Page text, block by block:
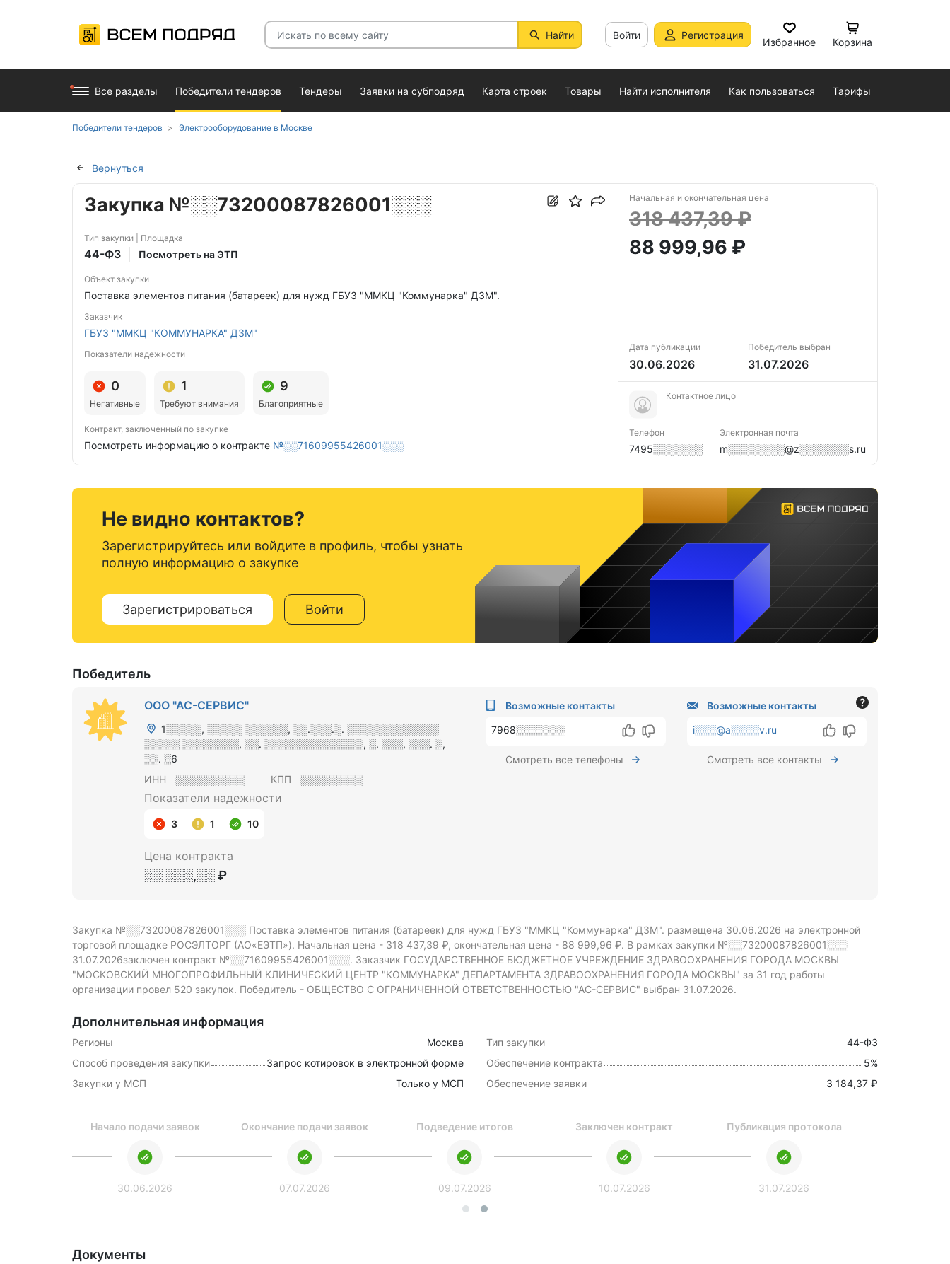
Найти Войти Регистрация
Избранное Корзина
Все разделы Победители тендеров Тендеры Заявки на субподряд Карта строек Товары Найти исполнителя Как пользоваться Тарифы
Победители тендеров Электрооборудование в Москве
Вернуться
Закупка №░░73200087826001░░░
Тип закупки | Площадка
44-ФЗ Посмотреть на ЭТП
Объект закупки
Поставка элементов питания (батареек) для нужд ГБУЗ "ММКЦ "Коммунарка" ДЗМ".
Заказчик
ГБУЗ "ММКЦ "КОММУНАРКА" ДЗМ"
Показатели надежности
0
Негативные
1
Требуют внимания
9
Благоприятные
Контракт, заключенный по закупке
Посмотреть информацию о контракте №░░71609955426001░░░
Начальная и окончательная цена
318 437,39 ₽
88 999,96 ₽
Дата публикации
30.06.2026
Победитель выбран
31.07.2026
Контактное лицо
Телефон
7495░░░░░░░
Электронная почта
m░░░░░░░░@z░░░░░░░s.ru
Не видно контактов?
Зарегистрируйтесь или войдите в профиль, чтобы узнать
полную информацию о закупке
Зарегистрироваться Войти
Победитель
ООО "АС-СЕРВИС"
1░░░░░, ░░░░░ ░░░░░░, ░░.░░░.░. ░░░░░░░░░░░░░
░░░░░ ░░░░░░░░, ░░. ░░░░░░░░░░░░░░, ░. ░░░, ░░░. ░,
░░. ░6
ИНН
░░░░░░░░░░ КПП ░░░░░░░░░
Показатели надежности
3 1 10
Цена контракта
░░ ░░░,░░ ₽
Возможные контакты
7968░░░░░░░
Смотреть все телефоны
Возможные контакты
i░░░@a░░░░v.ru
Смотреть все контакты
Закупка №░░73200087826001░░░ Поставка элементов питания (батареек) для нужд ГБУЗ "ММКЦ "Коммунарка" ДЗМ". размещена 30.06.2026 на электронной
торговой площадке РОСЭЛТОРГ (АО«ЕЭТП»). Начальная цена - 318 437,39 ₽, окончательная цена - 88 999,96 ₽. В рамках закупки №░░73200087826001░░░
31.07.2026заключен контракт №░░71609955426001░░░. Заказчик ГОСУДАРСТВЕННОЕ БЮДЖЕТНОЕ УЧРЕЖДЕНИЕ ЗДРАВООХРАНЕНИЯ ГОРОДА МОСКВЫ
"МОСКОВСКИЙ МНОГОПРОФИЛЬНЫЙ КЛИНИЧЕСКИЙ ЦЕНТР "КОММУНАРКА" ДЕПАРТАМЕНТА ЗДРАВООХРАНЕНИЯ ГОРОДА МОСКВЫ" за 31 год работы
организации провел 520 закупок. Победитель - ОБЩЕСТВО С ОГРАНИЧЕННОЙ ОТВЕТСТВЕННОСТЬЮ "АС-СЕРВИС" выбран 31.07.2026.
Дополнительная информация
Регионы
Москва
Способ проведения закупки
Запрос котировок в электронной форме
Закупки у МСП
Только у МСП
Тип закупки
44-ФЗ
Обеспечение контракта
5%
Обеспечение заявки
3 184,37 ₽
Начало подачи заявок
30.06.2026
Окончание подачи заявок
07.07.2026
Подведение итогов
09.07.2026
Заключен контракт
10.07.2026
Публикация протокола
31.07.2026
Документы